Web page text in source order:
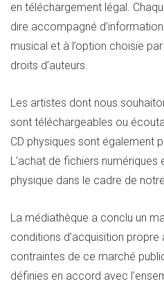
en téléchargement légal.
dire accompagné
musical et à l’option choisie
droits d’auteurs.
Les artistes dont nous
sont téléchargeables ou
CD physiques sont également
L’achat de fichiers
physique dans le cadre de
La médiathèque a conclu un
conditions d’acquisition propre
contraintes de ce marché
définies en accord avec